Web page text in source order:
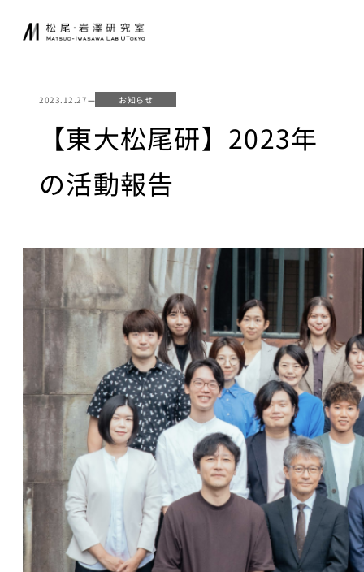
ニュース
研究
研究業績
研究環境
講義
講義について
募集中の講座と予
定
講義一覧
データサイエ
ンス
GCIベー
シック ゼ
ロから始
めるデー
アップ
寄付講座
GCI（東京大
学グローバル
消費インテリ
ジェンス寄付
講座）
AI経営寄附講
座
東京大学 世
界モデル・シ
ミュレータ寄
付講座
大規模言語モデ
ル寄付講座
開発コンペティシ
JA EN
2023.12.27— お知らせ
【東大松尾研】2023年
の活動報告